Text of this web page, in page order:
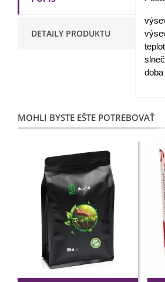
7,05 €
Kapucínka nízka - Alaska Mix
Cichorium intybus - predaj...
Sedmokráska obyčajná
ružové odtiene - Bellis...
1,57 €
Iskerník plnokvetý modrý -
Ranunculus asiaticus...
1,82 €
DETAILY PRODUKTU
MOHLI BYSTE EŠTE POTREBOVAŤ